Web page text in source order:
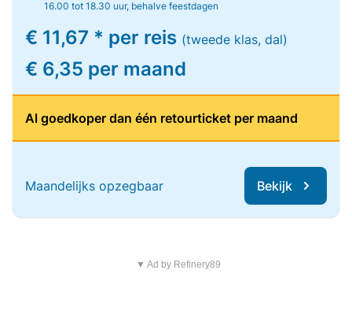
16.00 tot 18.30 uur, behalve feestdagen
€ 11,67 * per reis (tweede klas, dal)
€ 6,35 per maand
Al goedkoper dan één retourticket per maand
Maandelijks opzegbaar Bekijk
▼ Ad by Refinery89